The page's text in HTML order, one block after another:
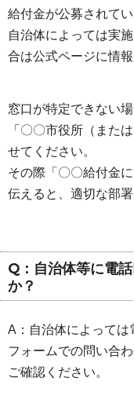
給付金が公募されて
自治体によっては実
合は公式ページに情報
窓口が特定できない
「〇〇市役所（また
せてください。
その際「〇〇給付金
伝えると、適切な部
Q：自治体等に電
か？
A：自治体によって
フォームでの問い合
ご確認ください。